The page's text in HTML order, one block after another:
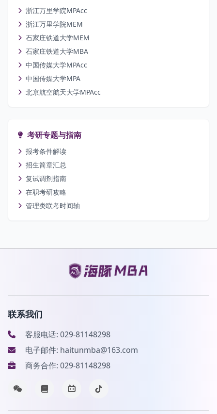
浙江万里学院MPAcc
浙江万里学院MEM
石家庄铁道大学MEM
石家庄铁道大学MBA
中国传媒大学MPAcc
中国传媒大学MPA
北京航空航天大学MPAcc
考研专题与指南
报考条件解读
招生简章汇总
复试调剂指南
在职考研攻略
管理类联考时间轴
联系我们
客服电话: 029-81148298
电子邮件: haitunmba@163.com
商务合作: 029-81148298